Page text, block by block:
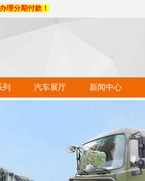
理分期付款！
汽车展厅 新闻中心